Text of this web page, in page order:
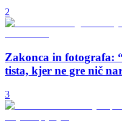
2
Zakonca in fotografa:
tista, kjer ne gre nič
3